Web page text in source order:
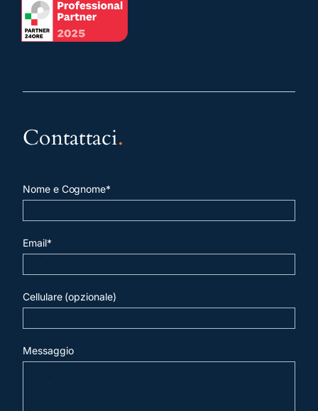
Contattaci.
Nome e Cognome*
Email*
Cellulare (opzionale)
Messaggio